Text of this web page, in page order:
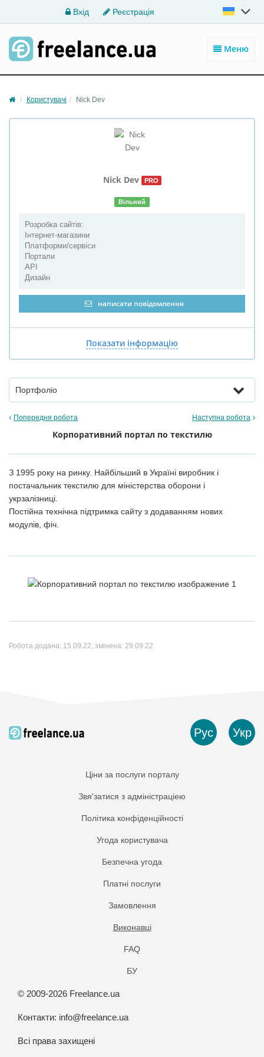
Вхід Реєстрація
Меню
Користувачі Nick Dev
Nick Dev PRO
Вільний
Розробка сайтів:
Інтернет-магазини
Платформи/сервіси
Портали
API
Дизайн
написати повідомлення
Показати інформацію
Портфоліо
Попередня робота Наступна робота
Корпоративний портал по текстилю
З 1995 року на ринку. Найбільший в Україні виробник і
постачальник текстилю для міністерства оборони і
укрзалізниці.
Постійна технічна підтримка сайту з додаванням нових
модулів, фіч.
Робота додана: 15.09.22, змінена: 29.09.22
Рус Укр
Ціни за послуги порталу
Звя'затися з адміністраціею
Політика конфіденційності
Угода користувача
Безпечна угода
Платнi послуги
Замовлення
Виконавці
FAQ
БУ
© 2009-2026 Freelance.ua
Контакти: info@freelance.ua
Всі права захищені